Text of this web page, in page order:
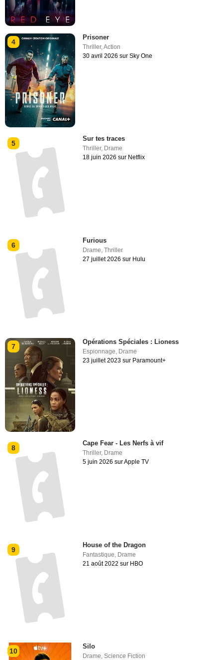
4
Prisoner
Thriller,Action
30 avril 2026 sur Sky One
5
Sur tes traces
Thriller, Drame
18 juin 2026 sur Netflix
6
Furious
Drame ,Thriller
27 juillet 2026 sur Hulu
7
Opérations Spéciales : Lioness
Espionnage, Drame
23 juillet 2023 sur Paramount+
8
Cape Fear - Les Nerfs à vif
Thriller, Drame
5 juin 2026 sur Apple TV
9
House of the Dragon
Fantastique Drame
21 août 2022 sur HBO
10
Silo
Drame,Science Fiction